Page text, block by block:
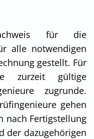
für die
alle notwendigen
gestellt. Für
zurzeit gültige
zugrunde.
gehen
nach Fertigstellung
der dazugehörigen